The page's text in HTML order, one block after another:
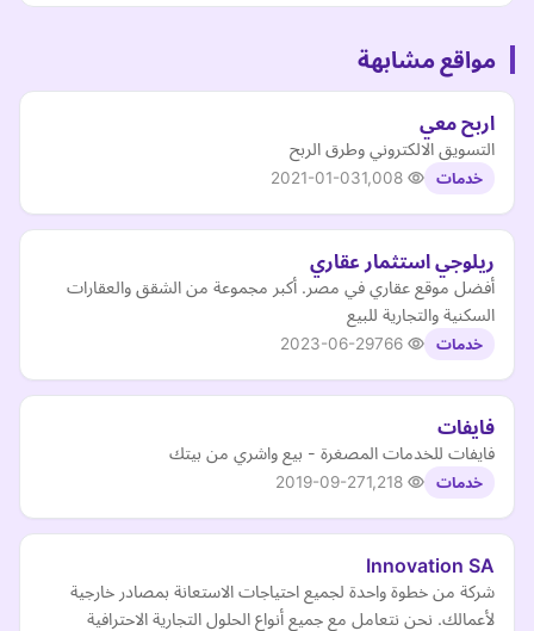
مواقع مشابهة
اربح معي
التسويق الالكتروني وطرق الربح
خدمات 2021-01-03
ريلوجي استثمار عقاري
أفضل موقع عقاري في مصر. أكبر مجموعة من الشقق والعقارات
السكنية والتجارية للبيع
خدمات 2023-06-29
فايفات
فايفات للخدمات المصغرة - بيع واشري من بيتك
خدمات 2019-09-27
Innovation SA
شركة من خطوة واحدة لجميع احتياجات الاستعانة بمصادر خارجية
لأعمالك. نحن نتعامل مع جميع أنواع الحلول التجارية الاحترافية